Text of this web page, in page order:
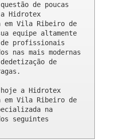
de poucas
Hidrotex
em Vila Ribeiro de
equipe altamente
profissionais
nas mais modernas
de
a Hidrotex
em Vila Ribeiro de
na
seguintes